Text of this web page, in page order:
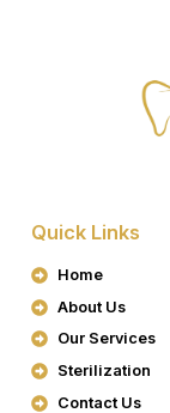
Quick Links
Home
About Us
Our Services
Sterilization
Contact Us